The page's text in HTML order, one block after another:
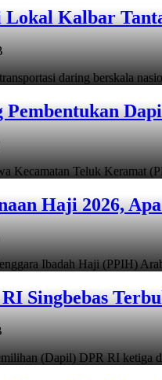
Kalbar
daring berskala
Kecamatan Teluk Keramat
Haji 2026,
Ibadah Haji (PPIH)
Singbebas
(Dapil) DPR RI